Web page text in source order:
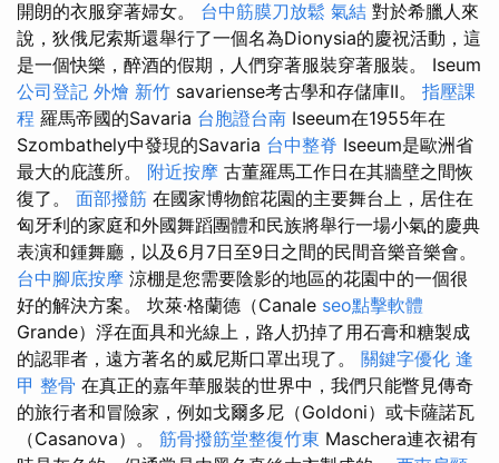
開朗的衣服穿著婦女。 台中筋膜刀放鬆 氣結 對於希臘人來
說，狄俄尼索斯還舉行了一個名為Dionysia的慶祝活動，這
是一個快樂，醉酒的假期，人們穿著服裝穿著服裝。 Iseum
公司登記 外燴 新竹 savariense考古學和存儲庫II。 指壓課
程 羅馬帝國的Savaria 台胞證台南 Iseeum在1955年在
Szombathely中發現的Savaria 台中整脊 Iseeum是歐洲省
最大的庇護所。 附近按摩 古董羅馬工作日在其牆壁之間恢
復了。 面部撥筋 在國家博物館花園的主要舞台上，居住在
匈牙利的家庭和外國舞蹈團體和民族將舉行一場小氣的慶典
表演和鍾舞廳，以及6月7日至9日之間的民間音樂音樂會。
台中腳底按摩 涼棚是您需要陰影的地區的花園中的一個很
好的解決方案。 坎萊·格蘭德（Canale seo點擊軟體
Grande）浮在面具和光線上，路人扔掉了用石膏和糖製成
的認罪者，遠方著名的威尼斯口罩出現了。 關鍵字優化 逢
甲 整骨 在真正的嘉年華服裝的世界中，我們只能瞥見傳奇
的旅行者和冒險家，例如戈爾多尼（Goldoni）或卡薩諾瓦
（Casanova）。 筋骨撥筋堂整復竹東 Maschera連衣裙有